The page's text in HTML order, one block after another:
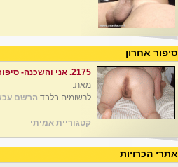
סיפור אחרון
2175. אני והשכנה- סיפור נוסטלגי
מאת:
לרשומים בלבד הרשם
קטגוריית אמיתי
אתרי הכרויות